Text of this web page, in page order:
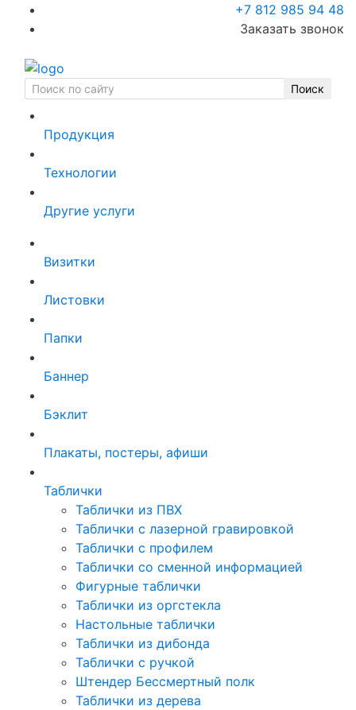
+7 812 985 94 48
Заказать звонок
Продукция
Технологии
Другие услуги
Визитки
Листовки
Папки
Баннер
Бэклит
Плакаты, постеры, афиши
Таблички
Таблички из ПВХ
Таблички с лазерной гравировкой
Таблички с профилем
Таблички со сменной информацией
Фигурные таблички
Таблички из оргстекла
Настольные таблички
Таблички из дибонда
Таблички с ручкой
Штендер Бессмертный полк
Таблички из дерева